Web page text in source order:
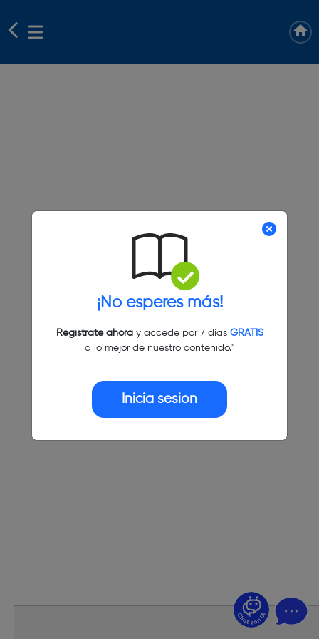
¡No esperes más!
Regístrate ahoray accede por 7 días GRATIS
a lo mejor de nuestro contenido."
Inicia sesión